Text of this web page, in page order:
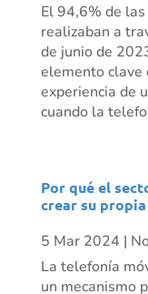
El 94,6% de
realizaban a
de junio de
elemento clave
experiencia de
cuando la
Por qué el
crear su
5 Mar 2024 |
La telefonía
un mecanismo